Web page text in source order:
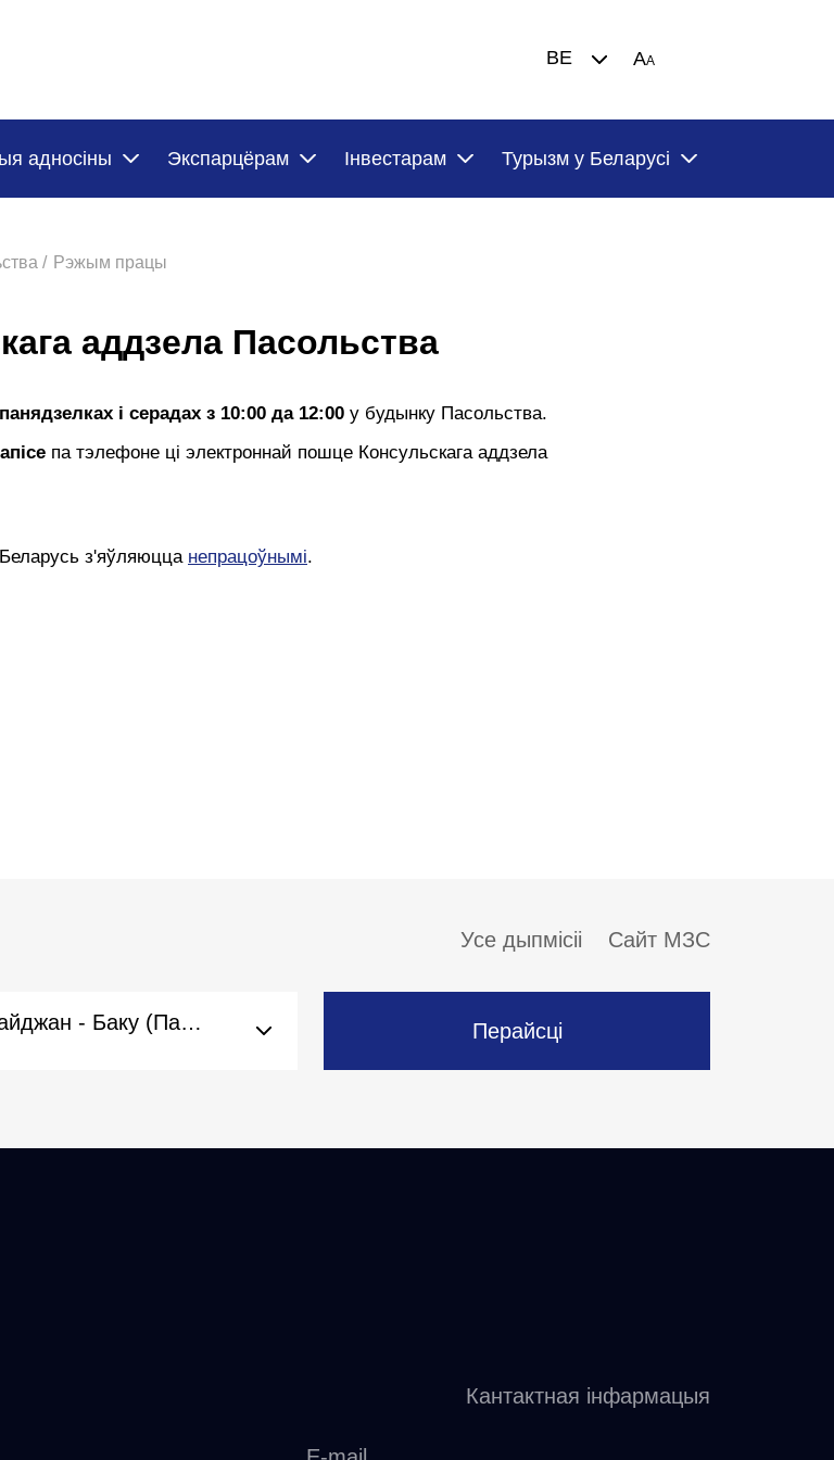
BE AA
адносіны Экспарцёрам Iнвестарам Турызм у Беларусi
/ Рэжым працы
аддзела Пасольства
і серадах з 10:00 да 12:00 у будынку Пасольства.
па тэлефоне ці электроннай пошце Консульскага аддзела
з'яўляюцца непрацоўнымі.
Усе дыпмісіі Сайт МЗС
Азербайджан - Баку (Пасольства) Перайсці
Кантактная інфармацыя